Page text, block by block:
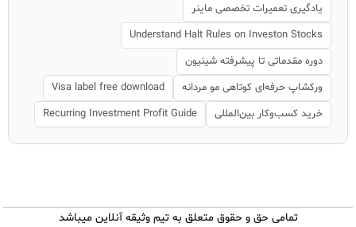
یادگیری تعمیرات تخصصی ماینر
Understand Halt Rules on Investon Stocks
دوره مقدماتی تا پیشرفته شینیون
ورکشاپ حرفه‌ای کوتاهی مو مردانه
Visa label free download
خرید کسب‌وکار بین‌المللی
Recurring Investment Profit Guide
تمامی حق و حقوق متعلق به تیم وثیقه آنلاین میباشد